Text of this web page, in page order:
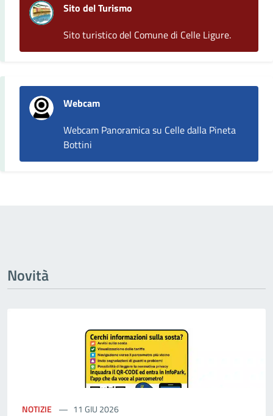
Sito del Turismo
Sito turistico del Comune di Celle Ligure.
Webcam
Webcam Panoramica su Celle dalla Pineta
Bottini
Novità
NOTIZIE 11 GIU 2026